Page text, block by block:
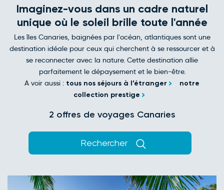
Imaginez-vous dans un cadre naturel
unique où le soleil brille toute l'année
Les îles Canaries, baignées par l'océan, atlantiques sont une
destination idéale pour ceux qui cherchent à se ressourcer et à
se reconnecter avec la nature. Cette destination allie
parfaitement le dépaysement et le bien-être.
A voir aussi : tous nos séjours à l’étranger
notre
collection prestige
2 offres de voyages Canaries
Rechercher